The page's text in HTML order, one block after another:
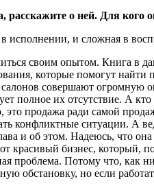
расскажите о ней. Для кого
исполнении, и сложная в
своим опы­том. Книга в
которые помогут
совершают огромную
полное их отсутствие. А
продажа ради самой
конфликтные ситуации. А
и об этом. Надеюсь, что
красивый бизнес, который,
проблема. Потому что,
обстановку, но если